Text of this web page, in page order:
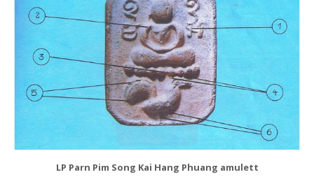
LP Parn Pim Song Kai Hang Phuang amulett